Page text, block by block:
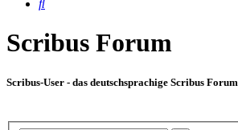
Suche
Scribus Forum
Scribus-User - das deutschsprachige Scribus Forum